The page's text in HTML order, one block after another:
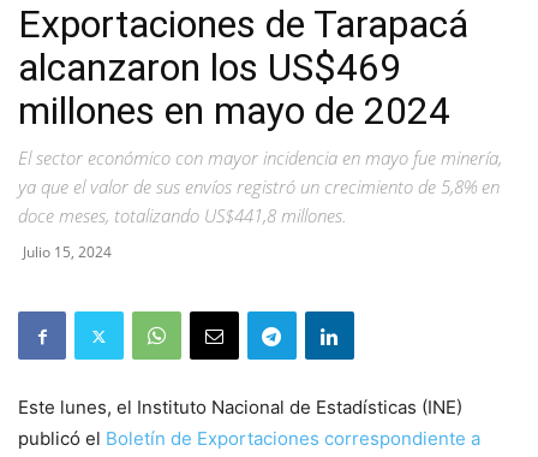
Exportaciones de Tarapacá
alcanzaron los US$469
millones en mayo de 2024
El sector económico con mayor incidencia en mayo fue minería,
ya que el valor de sus envíos registró un crecimiento de 5,8% en
doce meses, totalizando US$441,8 millones.
Julio 15, 2024
Este lunes, el Instituto Nacional de Estadísticas (INE)
publicó el Boletín de Exportaciones correspondiente a